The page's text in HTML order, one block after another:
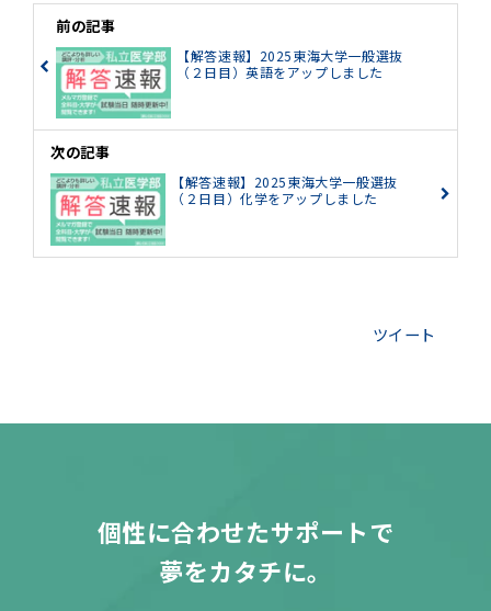
前の記事
【解答速報】2025東海大学一般選抜
（２日目）英語をアップしました
次の記事
【解答速報】2025東海大学一般選抜
（２日目）化学をアップしました
ツイート
個性に合わせたサポートで
夢をカタチに。